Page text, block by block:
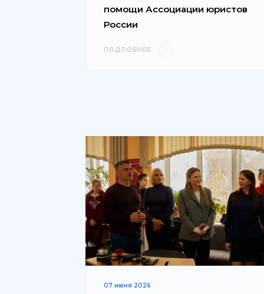
помощи Ассоциации юристов
России
ПОДРОБНЕЕ
07 июня 2026